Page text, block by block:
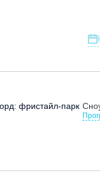
фристайл-парк